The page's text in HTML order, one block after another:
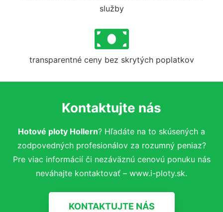
služby
transparentné ceny bez skrytých poplatkov
Kontaktujte nás
Hotové ploty Hollern? Hľadáte na to skúsených a
zodpovedných profesionálov za rozumný peniaz?
Pre viac informácií či nezáväznú cenovú ponuku nás
neváhajte kontaktovať – www.i-ploty.sk.
KONTAKTUJTE NÁS